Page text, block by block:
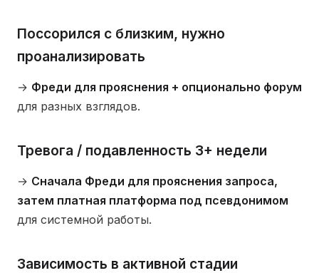
Поссорился с близким, нужно
проанализировать
→ Фреди для прояснения + опционально форум
для разных взглядов.
Тревога / подавленность 3+ недели
→ Сначала Фреди для прояснения запроса,
затем платная платформа под псевдонимом
для системной работы.
Зависимость в активной стадии